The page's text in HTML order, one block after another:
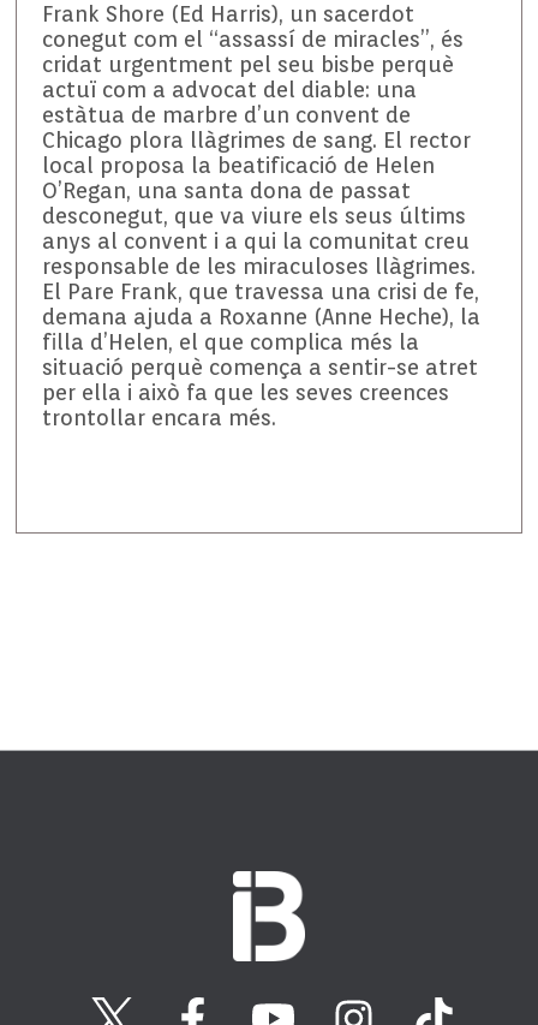
Frank Shore (Ed Harris), un sacerdot
conegut com el “assassí de miracles”, és
cridat urgentment pel seu bisbe perquè
actuï com a advocat del diable: una
estàtua de marbre d’un convent de
Chicago plora llàgrimes de sang. El rector
local proposa la beatificació de Helen
O’Regan, una santa dona de passat
desconegut, que va viure els seus últims
anys al convent i a qui la comunitat creu
responsable de les miraculoses llàgrimes.
El Pare Frank, que travessa una crisi de fe,
demana ajuda a Roxanne (Anne Heche), la
filla d’Helen, el que complica més la
situació perquè comença a sentir-se atret
per ella i això fa que les seves creences
trontollar encara més.